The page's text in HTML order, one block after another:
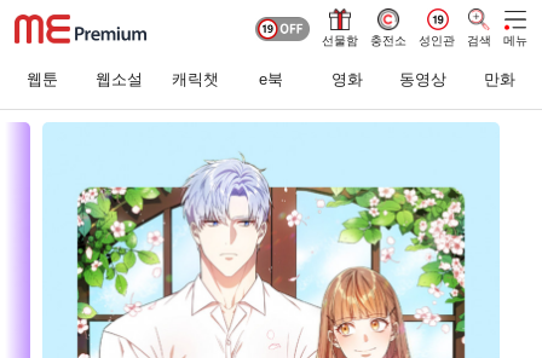
선물함 충전소 성인관 검색 메뉴
웹툰 웹소설 캐릭챗 e북 영화 동영상 만화